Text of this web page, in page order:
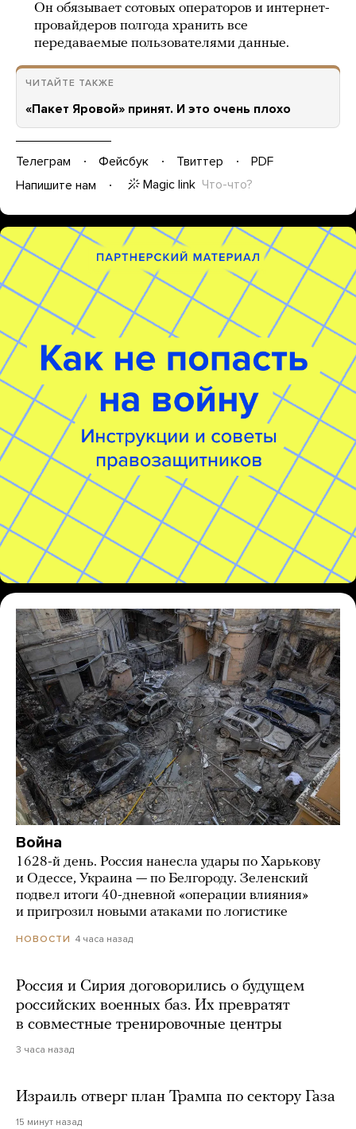
Он обязывает сотовых операторов и интернет-
провайдеров полгода хранить все
передаваемые пользователями данные.
ЧИТАЙТЕ ТАКЖЕ
«Пакет Яровой» принят. И это очень плохо
Телеграм Фейсбук Твиттер
PDF
Напишите нам
Magic link Что-что?
Война
1628-й день. Россия нанесла удары по Харькову
и Одессе, Украина — по Белгороду. Зеленский
подвел итоги 40-дневной «операции влияния»
и пригрозил новыми атаками по логистике
НОВОСТИ 4 часа назад
Россия и Сирия договорились о будущем
российских военных баз. Их превратят
в совместные тренировочные центры
3 часа назад
Израиль отверг план Трампа по сектору Газа
15 минут назад